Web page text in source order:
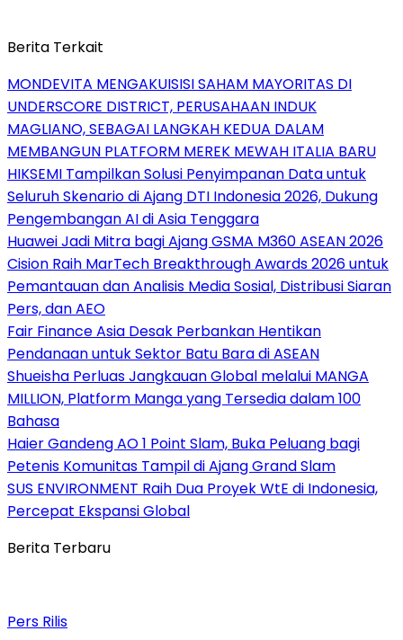
Berita Terkait
MONDEVITA MENGAKUISISI SAHAM MAYORITAS DI
UNDERSCORE DISTRICT, PERUSAHAAN INDUK
MAGLIANO, SEBAGAI LANGKAH KEDUA DALAM
MEMBANGUN PLATFORM MEREK MEWAH ITALIA BARU
HIKSEMI Tampilkan Solusi Penyimpanan Data untuk
Seluruh Skenario di Ajang DTI Indonesia 2026, Dukung
Pengembangan AI di Asia Tenggara
Huawei Jadi Mitra bagi Ajang GSMA M360 ASEAN 2026
Cision Raih MarTech Breakthrough Awards 2026 untuk
Pemantauan dan Analisis Media Sosial, Distribusi Siaran
Pers, dan AEO
Fair Finance Asia Desak Perbankan Hentikan
Pendanaan untuk Sektor Batu Bara di ASEAN
Shueisha Perluas Jangkauan Global melalui MANGA
MILLION, Platform Manga yang Tersedia dalam 100
Bahasa
Haier Gandeng AO 1 Point Slam, Buka Peluang bagi
Petenis Komunitas Tampil di Ajang Grand Slam
SUS ENVIRONMENT Raih Dua Proyek WtE di Indonesia,
Percepat Ekspansi Global
Berita Terbaru
Pers Rilis